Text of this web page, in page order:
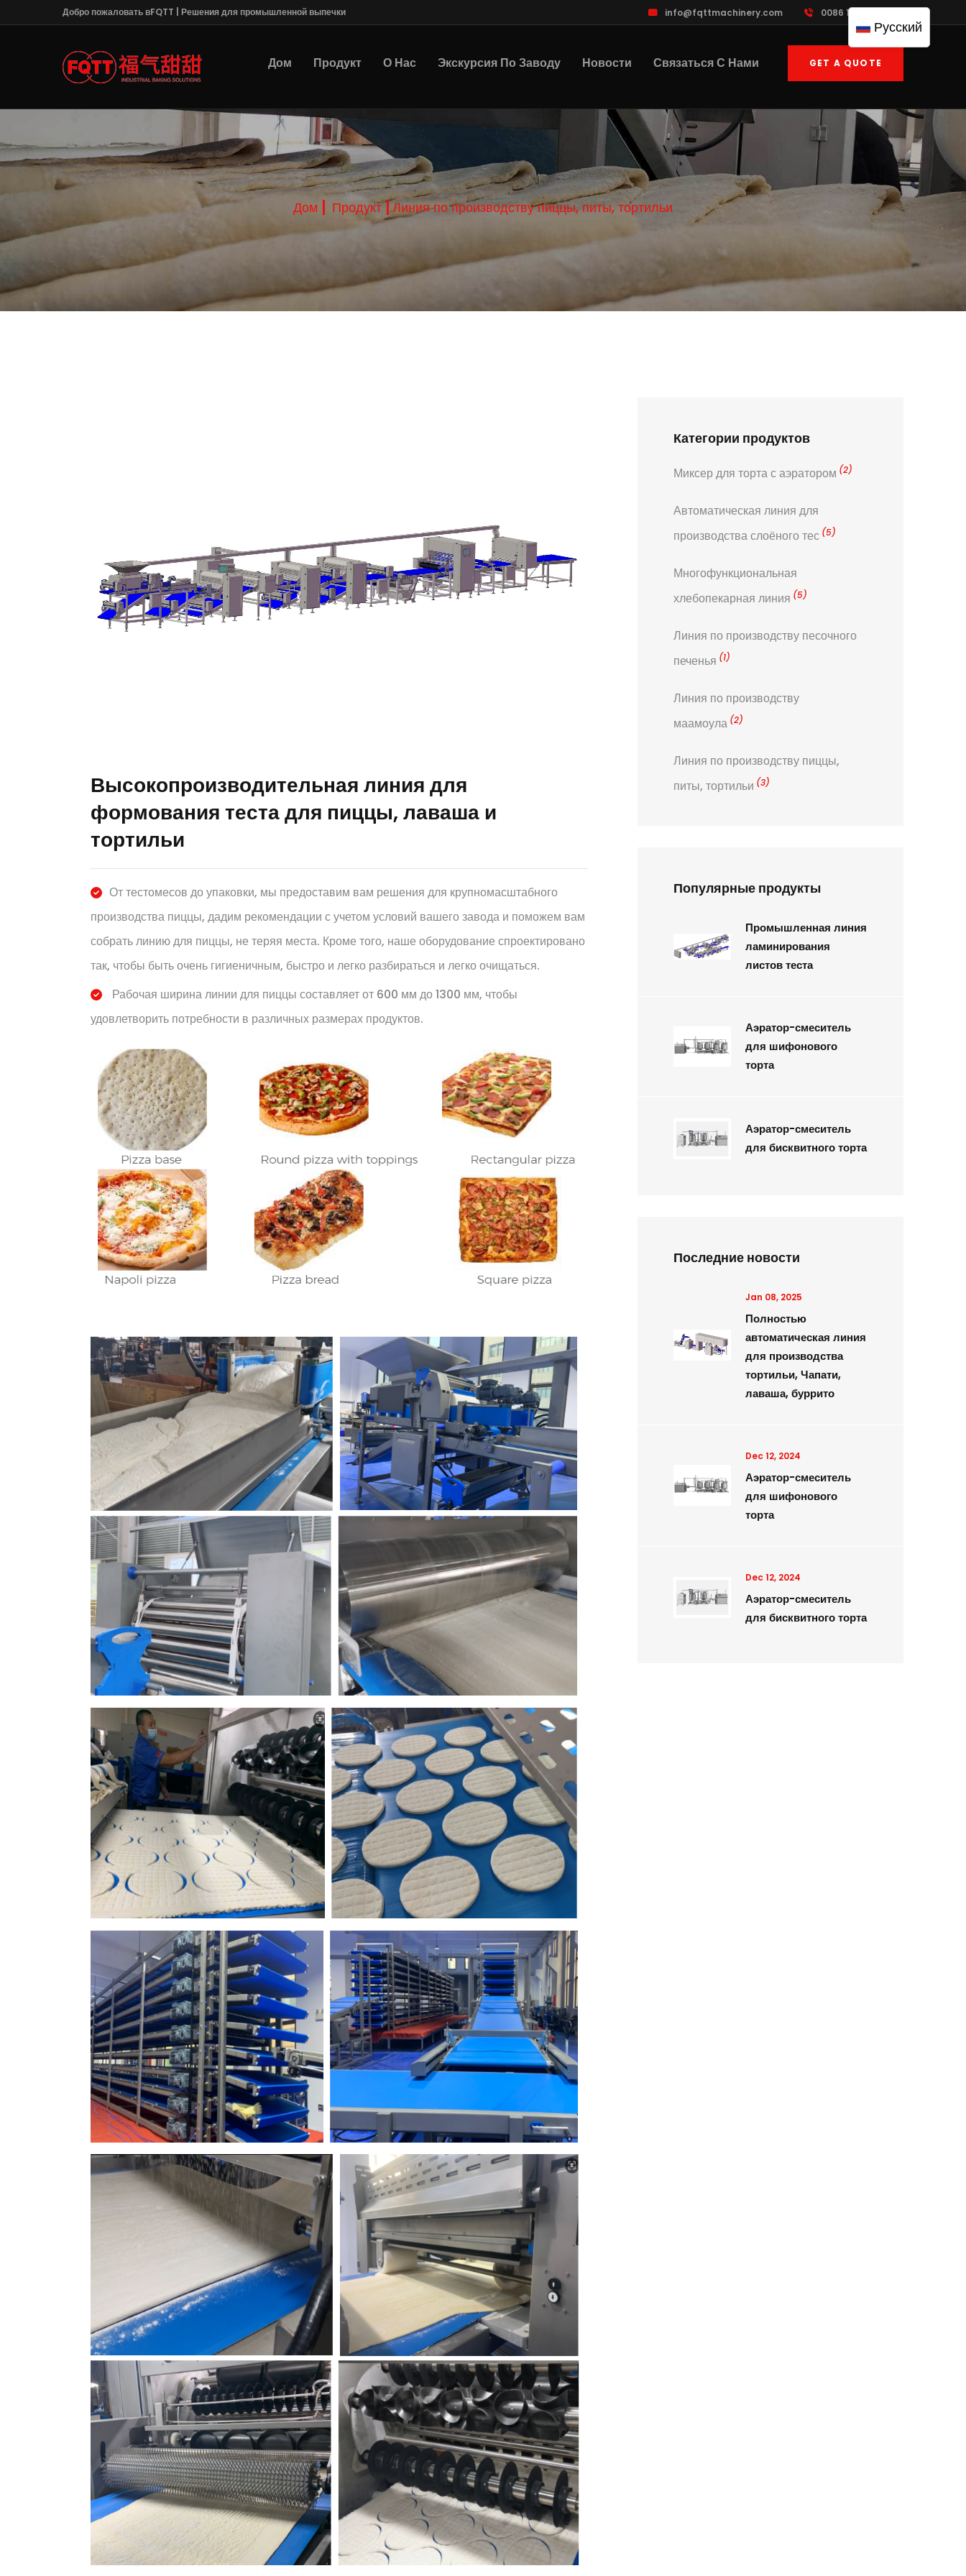
Добро пожаловать вFQTT | Решения для промышленной выпечки info@fqttmachinery.com 0086 13961822503
Дом Продукт О Нас Экскурсия По Заводу Новости Связаться С Нами GET A QUOTE
Дом Продукт Линия по производству пиццы, питы, тортильи
Высокопроизводительная линия для
формования теста для пиццы, лаваша и
тортильи
От тестомесов до упаковки, мы предоставим вам решения для крупномасштабного
производства пиццы, дадим рекомендации с учетом условий вашего завода и поможем вам
собрать линию для пиццы, не теряя места. Кроме того, наше оборудование спроектировано
так, чтобы быть очень гигиеничным, быстро и легко разбираться и легко очищаться.
Рабочая ширина линии для пиццы составляет от 600 мм до 1300 мм, чтобы
удовлетворить потребности в различных размерах продуктов.
Категории продуктов
Миксер для торта с аэратором (2)
Автоматическая линия для
производства слоёного тес (5)
Многофункциональная
хлебопекарная линия (5)
Линия по производству песочного
печенья (1)
Линия по производству
маамоула (2)
Линия по производству пиццы,
питы, тортильи (3)
Популярные продукты
Промышленная линия
ламинирования
листов теста
Аэратор-смеситель
для шифонового
торта
Аэратор-смеситель
для бисквитного торта
Последние новости
Jan 08, 2025
Полностью
автоматическая линия
для производства
тортильи, Чапати,
лаваша, буррито
Dec 12, 2024
Аэратор-смеситель
для шифонового
торта
Dec 12, 2024
Аэратор-смеситель
для бисквитного торта
Русский